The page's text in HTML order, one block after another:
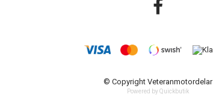
© Copyright Veteranmotordelar
Powered by Quickbutik